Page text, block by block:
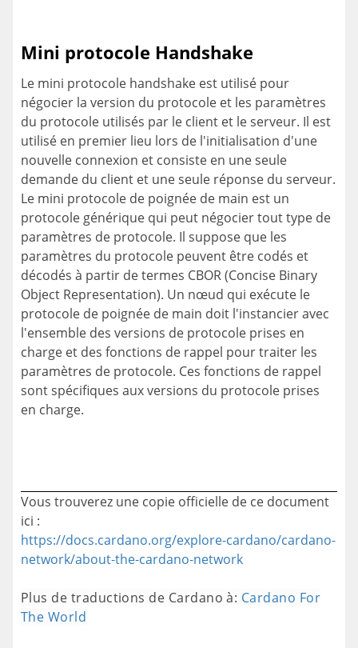
Mini protocole Handshake
Le mini protocole handshake est utilisé pour
négocier la version du protocole et les paramètres
du protocole utilisés par le client et le serveur. Il est
utilisé en premier lieu lors de l'initialisation d'une
nouvelle connexion et consiste en une seule
demande du client et une seule réponse du serveur.
Le mini protocole de poignée de main est un
protocole générique qui peut négocier tout type de
paramètres de protocole. Il suppose que les
paramètres du protocole peuvent être codés et
décodés à partir de termes CBOR (Concise Binary
Object Representation). Un nœud qui exécute le
protocole de poignée de main doit l'instancier avec
l'ensemble des versions de protocole prises en
charge et des fonctions de rappel pour traiter les
paramètres de protocole. Ces fonctions de rappel
sont spécifiques aux versions du protocole prises
en charge.
Vous trouverez une copie officielle de ce document
ici :
https://docs.cardano.org/explore-cardano/cardano-
network/about-the-cardano-network
Plus de traductions de Cardano à: Cardano For
The World